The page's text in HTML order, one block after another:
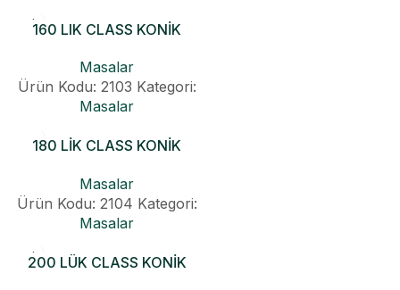
160 LIK CLASS KONİK
Masalar
Ürün Kodu: 2103 Kategori:
Masalar
180 LİK CLASS KONİK
Masalar
Ürün Kodu: 2104 Kategori:
Masalar
200 LÜK CLASS KONİK